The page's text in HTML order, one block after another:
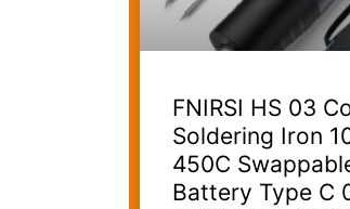
FNIRSI HS 03
Soldering Iron
450C
Battery Type C